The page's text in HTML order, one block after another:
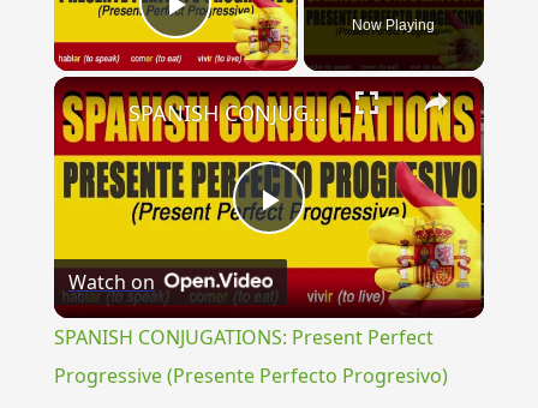
Play Video Now Playing
×
Play
Video
SPANISH CONJUGATIONS: Present Perfect Progressive (Presente Perfecto Progresivo)
Watch on
SPANISH CONJUGATIONS: Present Perfect
Progressive (Presente Perfecto Progresivo)